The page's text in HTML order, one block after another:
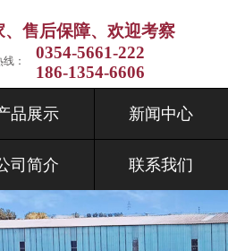
、售后保障、欢迎考察
：
0354-5661-222
186-1354-6606
品展示 新闻中心
司简介 联系我们